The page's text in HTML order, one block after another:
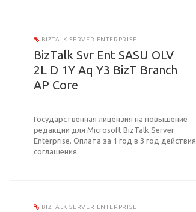
BIZTALK SERVER ENTERPRISE
BizTalk Svr Ent SASU OLV
2L D 1Y Aq Y3 BizT Branch
AP Core
Государственная лицензия на повышение
редакции для Microsoft BizTalk Server
Enterprise. Оплата за 1 год в 3 год действия
соглашения.
BIZTALK SERVER ENTERPRISE